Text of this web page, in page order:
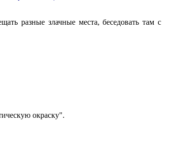
разные злачные места, беседовать там с
окраску".